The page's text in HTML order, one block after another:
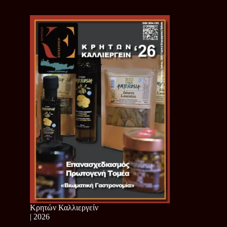
Κρητών Καλλιεργείν
| 2026